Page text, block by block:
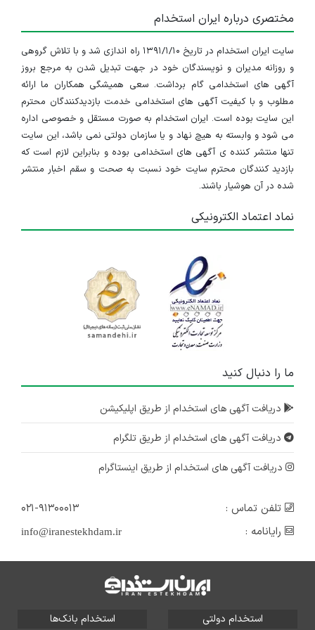
۲ سال پیش منقضی شده
استخدام کارشناس کنترل کیفی(کالیبراسیون) تجهیزات پزشکی
فارس
۳ سال پیش منقضی شده
استخدام کارشناس کنترل کیفی(کالیبراسیون) تجهیزات پزشکی
فارس
۴ سال پیش
استخدام کارشناس فروش تجهیزات پزشکی
فارس
مختصری درباره ایران استخدام
سایت ایران استخدام در تاریخ ۱۳۹۱/۱/۱۰ راه اندازی شد و با تلاش گروهی
و روزانه مدیران و نویسندگان خود در جهت تبدیل شدن به مرجع بروز
آگهی های استخدامی گام برداشت. سعی همیشگی همکاران ما ارائه
مطلوب و با کیفیت آگهی های استخدامی خدمت بازدیدکنندگان محترم
این سایت بوده است. ایران استخدام به صورت مستقل و خصوصی اداره
می شود و وابسته به هیچ نهاد و یا سازمان دولتی نمی باشد، این سایت
تنها منتشر کننده ی آگهی های استخدامی بوده و بنابراین لازم است که
بازدید کنندگان محترم سایت خود نسبت به صحت و سقم اخبار منتشر
شده در آن هوشیار باشند.
نماد اعتماد الکترونیکی
ما را دنبال کنید
دریافت آگهی های استخدام از طریق اپلیکیشن
دریافت آگهی های استخدام از طریق تلگرام
دریافت آگهی های استخدام از طریق اینستاگرام
تلفن تماس :
۰۲۱-۹۱۳۰۰۰۱۳
رایانامه :
info@iranestekhdam.ir
استخدام دولتی استخدام بانک‌ها